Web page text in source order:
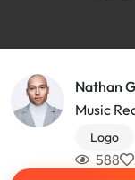
Nathan
Music
Logo
588